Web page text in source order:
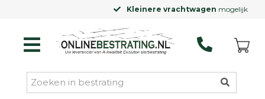
Kleinere vrachtwagenmogelijk